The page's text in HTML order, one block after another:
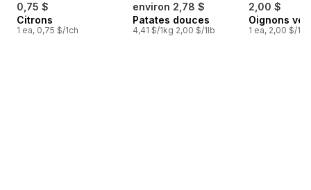
0,75 $
Citrons
1 ea, 0,75 $/1ch
environ 2,78 $
Patates douces
4,41 $/1kg 2,00 $/1lb
2,00 $
Oignons
1 ea, 2,00 $/1ch